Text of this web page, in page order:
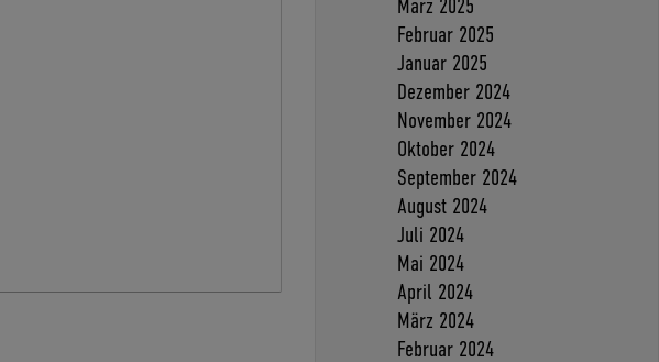
März 2025
Februar 2025
Januar 2025
Dezember 2024
November 2024
Oktober 2024
September 2024
August 2024
Juli 2024
Mai 2024
April 2024
März 2024
Februar 2024